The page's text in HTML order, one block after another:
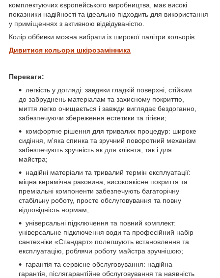
комплектуючих європейського виробництва, має високі
показники надійності та ідеально підходить для використання
у приміщеннях з активною відвідуваністю.
Колір оббивки можна вибрати із широкої палітри кольорів.
Дивитися кольори шкірозамінника
Переваги:
легкість у догляді: завдяки гладкій поверхні, стійким
до забруднень матеріалам та захисному покриттю,
миття легко очищається і завжди виглядає бездоганно,
забезпечуючи збереження естетики та гігієни;
комфортне рішення для тривалих процедур: широке
сидіння, м'яка спинка та зручний поворотний механізм
забезпечують зручність як для клієнта, так і для
майстра;
надійні матеріали та тривалий термін експлуатації:
міцна керамічна раковина, високоякісне покриття та
преміальні компоненти забезпечують багаторічну
стабільну роботу, просте обслуговування та повну
відповідність нормам;
універсальні підключення та повний комплект:
універсальне підключення води та професійний набір
сантехніки «Стандарт» полегшують встановлення та
експлуатацію, роблячи роботу майстра зручнішою;
гарантія та сервісне обслуговування: надійна
гарантія, післягарантійне обслуговування та наявність